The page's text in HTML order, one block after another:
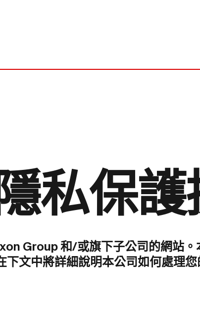
私保護
Group 和/或旗下子公司的網站。
下文中將詳細說明本公司如何處理您